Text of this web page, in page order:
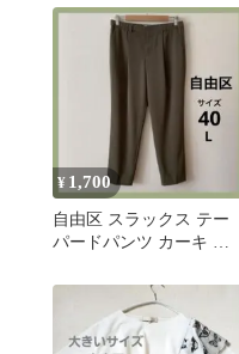
モノトーン
¥ 1,700
自由区 スラックス テー
パードパンツ カーキ サ